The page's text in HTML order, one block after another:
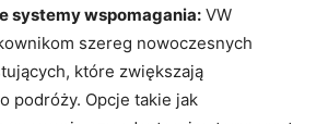
systemy wspomagania: VW
szereg nowoczesnych
które zwiększają
podróży. Opcje takie jak